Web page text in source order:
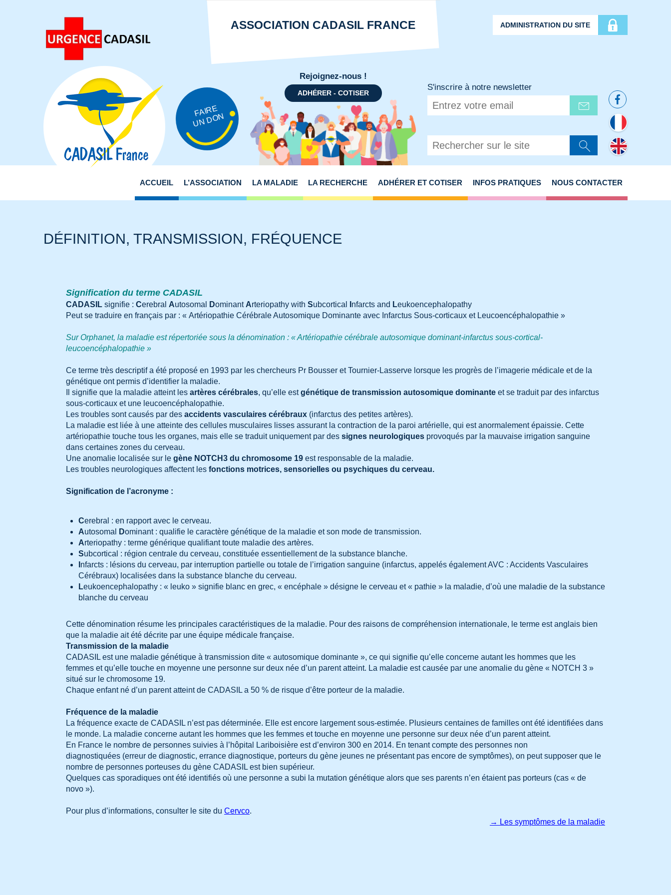
ASSOCIATION CADASIL FRANCE ADMINISTRATION DU SITE
FAIRE
UN DON
Rejoignez-nous !
ADHÉRER - COTISER
S'inscrire à notre newsletter
ACCUEIL L’ASSOCIATION LA MALADIE LA RECHERCHE ADHÉRER ET COTISER INFOS PRATIQUES NOUS CONTACTER
DÉFINITION, TRANSMISSION, FRÉQUENCE
Signification du terme CADASIL
CADASIL signifie : Cerebral Autosomal Dominant Arteriopathy with Subcortical nfarcts and Leukoencephalopathy
Peut se traduire en français par : « Artériopathie Cérébrale Autosomique Dominante avec Infarctus Sous-corticaux et Leucoencéphalopathie »
Sur Orphanet, la maladie est répertoriée sous la dénomination : « Artériopathie cérébrale autosomique dominant-infarctus sous-cortical-
leucoencéphalopathie »
Ce terme très descriptif a été proposé en 1993 par les chercheurs Pr Bousser et Tournier-Lasserve lorsque les progrès de l’imagerie médicale et de la
génétique ont permis d’identifier la maladie.
Il signifie que la maladie atteint les artères cérébrales, qu’elle estgénétique de transmission autosomique dominante et se traduit par des infarctus
sous-corticaux et une leucoencéphalopathie.
Les troubles sont causés par des accidents vasculaires cérébraux (infarctus des petites artères).
La maladie est liée à une atteinte des cellules musculaires lisses assurant la contraction de la paroi artérielle, qui est anormalement épaissie. Cette
artériopathie touche tous les organes, mais elle se traduit uniquement par des signes neurologiques provoqués par la mauvaise irrigation sanguine
dans certaines zones du cerveau.
Une anomalie localisée sur le gène NOTCH3 du chromosome 19 est responsable de la maladie.
Les troubles neurologiques affectent les fonctions motrices, sensorielles ou psychiques du cerveau.
Signification de l’acronyme :
Cerebral : en rapport avec le cerveau.
Autosomal Dominant : qualifie le caractère génétique de la maladie et son mode de transmission.
Arteriopathy : terme générique qualifiant toute maladie des artères.
Subcortical : région centrale du cerveau, constituée essentiellement de la substance blanche.
nfarcts : lésions du cerveau, par interruption partielle ou totale de l’irrigation sanguine (infarctus, appelés également AVC : Accidents Vasculaires
Cérébraux) localisées dans la substance blanche du cerveau.
Leukoencephalopathy : « leuko » signifie blanc en grec, « encéphale » désigne le cerveau et « pathie » la maladie, d’où une maladie de la substance
blanche du cerveau
Cette dénomination résume les principales caractéristiques de la maladie. Pour des raisons de compréhension internationale, le terme est anglais bien
que la maladie ait été décrite par une équipe médicale française.
Transmission de la maladie
CADASIL est une maladie génétique à transmission dite « autosomique dominante », ce qui signifie qu’elle concerne autant les hommes que les
femmes et qu’elle touche en moyenne une personne sur deux née d’un parent atteint. La maladie est causée par une anomalie du gène « NOTCH 3 »
situé sur le chromosome 19.
Chaque enfant né d’un parent atteint de CADASIL a 50 % de risque d’être porteur de la maladie.
Fréquence de la maladie
La fréquence exacte de CADASIL n’est pas déterminée. Elle est encore largement sous-estimée. Plusieurs centaines de familles ont été identifiées dans
le monde. La maladie concerne autant les hommes que les femmes et touche en moyenne une personne sur deux née d’un parent atteint.
En France le nombre de personnes suivies à l’hôpital Lariboisière est d’environ 300 en 2014. En tenant compte des personnes non
diagnostiquées (erreur de diagnostic, errance diagnostique, porteurs du gène jeunes ne présentant pas encore de symptômes), on peut supposer que le
nombre de personnes porteuses du gène CADASIL est bien supérieur.
Quelques cas sporadiques ont été identifiés où une personne a subi la mutation génétique alors que ses parents n’en étaient pas porteurs (cas « de
novo »).
Pour plus d’informations, consulter le site du Cervco.
→ Les symptômes de la maladie